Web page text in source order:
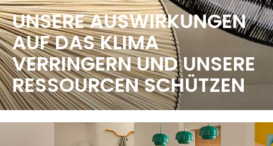
UNSERE AUSWIRKUNGEN
AUF DAS KLIMA
VERRINGERN UND UNSERE
RESSOURCEN SCHÜTZEN